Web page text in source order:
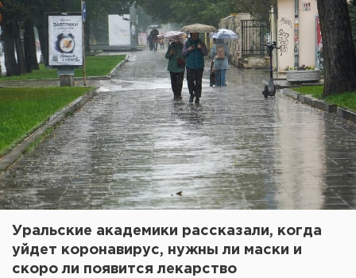
Уральские академики рассказали, когда
уйдет коронавирус, нужны ли маски и
скоро ли появится лекарство